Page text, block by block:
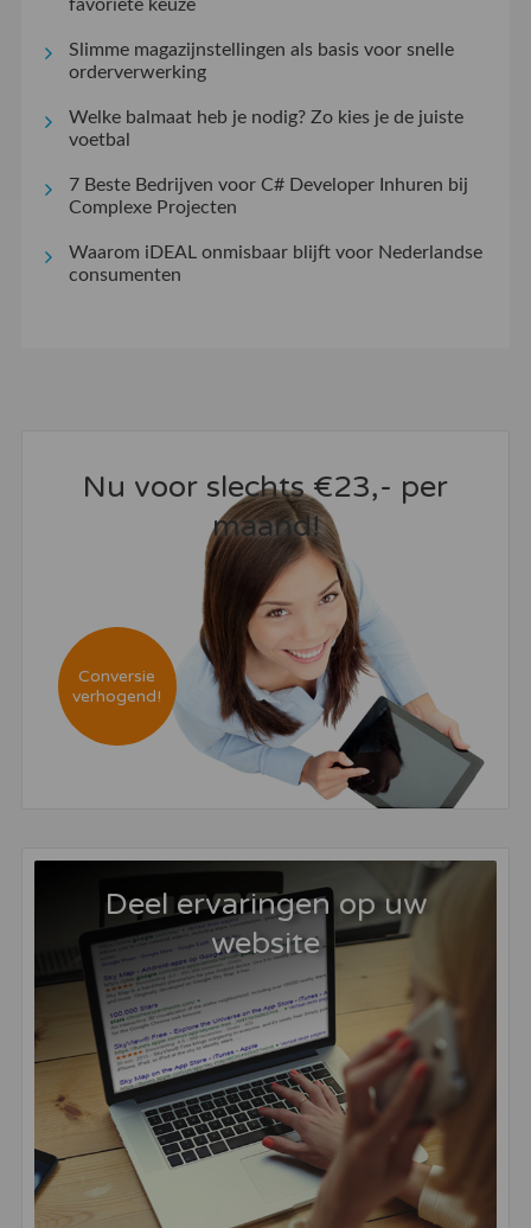
favoriete keuze
Slimme magazijnstellingen als basis voor snelle
orderverwerking
Welke balmaat heb je nodig? Zo kies je de juiste
voetbal
7 Beste Bedrijven voor C# Developer Inhuren bij
Complexe Projecten
Waarom iDEAL onmisbaar blijft voor Nederlandse
consumenten
Nu voor slechts €23,- per
maand!
Conversie
verhogend!
Deel ervaringen op uw
website